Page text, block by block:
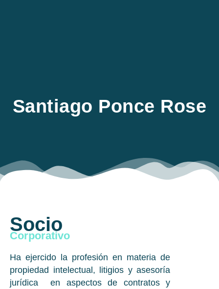
Santiago Ponce Rose
Socio
Corporativo
Ha ejercido la profesión en materia de
propiedad intelectual, litigios y asesoría
jurídica en aspectos de contratos y